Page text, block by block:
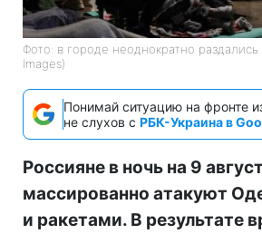
Фото: в городе неоднократно
Images)
Понимай ситуацию на фронте
не слухов с РБК-Украина в
Россияне в ночь на 9
массированно атакуют
и ракетами. В результате